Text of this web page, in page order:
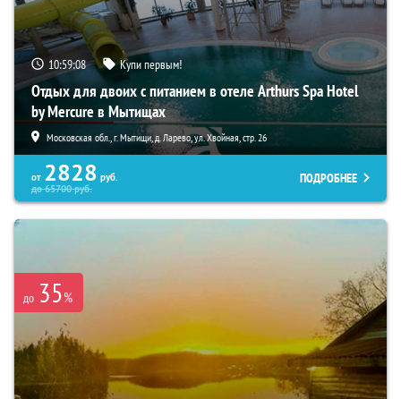
10:59:07 Купи первым!
Отдых для двоих с питанием в отеле Arthurs Spa Hotel
by Mercure в Мытищах
Московская обл., г. Мытищи, д. Ларево, ул. Хвойная, стр. 26
от 2828 руб.
до65700руб.
ПОДРОБНЕЕ
до 35%